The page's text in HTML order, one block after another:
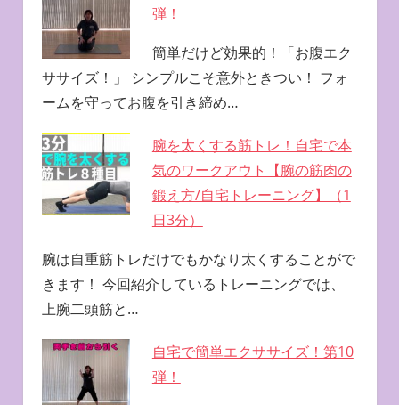
弾！
簡単だけど効果的！「お腹エク
ササイズ！」 シンプルこそ意外ときつい！ フォ
ームを守ってお腹を引き締め…
腕を太くする筋トレ！自宅で本
気のワークアウト【腕の筋肉の
鍛え方/自宅トレーニング】（1
日3分）
腕は自重筋トレだけでもかなり太くすることがで
きます！ 今回紹介しているトレーニングでは、
上腕二頭筋と…
自宅で簡単エクササイズ！第10
弾！